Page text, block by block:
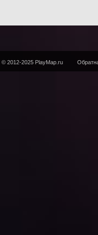
© 2012-2025 PlayMap.ru